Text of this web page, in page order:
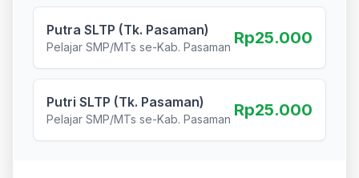
Putra SLTP (Tk. Pasaman)
Pelajar SMP/MTs se-Kab. Pasaman Rp25.000
Putri SLTP (Tk. Pasaman)
Pelajar SMP/MTs se-Kab. Pasaman Rp25.000